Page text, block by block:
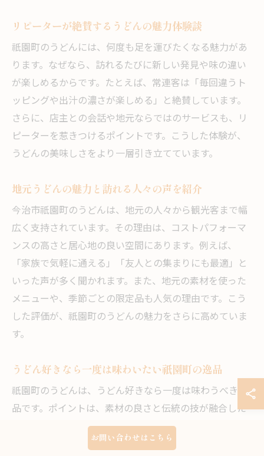
リピーターが絶賛するうどんの魅力体験談
祇園町のうどんには、何度も足を運びたくなる魅力があ
ります。なぜなら、訪れるたびに新しい発見や味の違い
が楽しめるからです。たとえば、常連客は「毎回違うト
ッピングや出汁の濃さが楽しめる」と絶賛しています。
さらに、店主との会話や地元ならではのサービスも、リ
ピーターを惹きつけるポイントです。こうした体験が、
うどんの美味しさをより一層引き立てています。
地元うどんの魅力と訪れる人々の声を紹介
今治市祇園町のうどんは、地元の人々から観光客まで幅
広く支持されています。その理由は、コストパフォーマ
ンスの高さと居心地の良い空間にあります。例えば、
「家族で気軽に通える」「友人との集まりにも最適」と
いった声が多く聞かれます。また、地元の素材を使った
メニューや、季節ごとの限定品も人気の理由です。こう
した評価が、祇園町のうどんの魅力をさらに高めていま
す。
うどん好きなら一度は味わいたい祇園町の逸品
祇園町のうどんは、うどん好きなら一度は味わうべき逸
品です。ポイントは、素材の良さと伝統の技が融合した
独自の味わいにあります。たとえば、手打ち麺のコシ
や、地元産の出汁が織りなす深い味わいが特徴です。さ
お問い合わせはこちら